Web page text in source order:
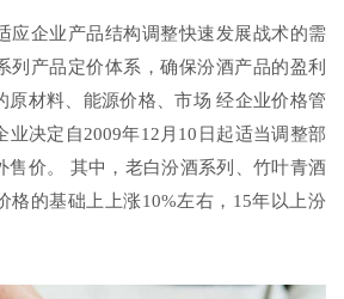
应企业产品结构调整快速发展战术的需
列产品定价体系，确保汾酒产品的盈利
原材料、能源价格、市场 经企业价格管
业决定自2009年12月10日起适当调整部
售价。 其中，老白汾酒系列、竹叶青酒
格的基础上上涨10%左右，15年以上汾